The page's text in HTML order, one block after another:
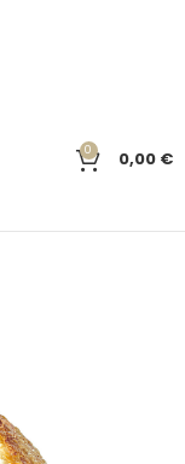
0 0,00 €